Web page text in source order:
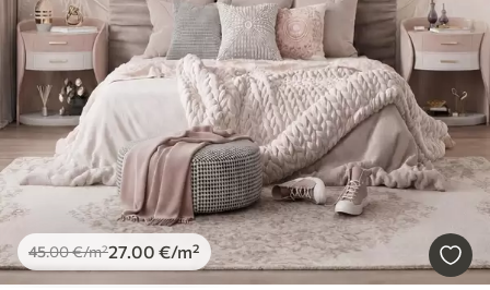
45.00€/m²27 .00 €/m²